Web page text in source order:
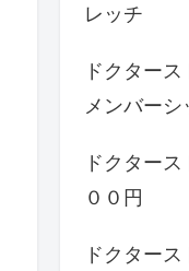
レッチ
ドクター
メンバー
ドクター
００円
ドクター